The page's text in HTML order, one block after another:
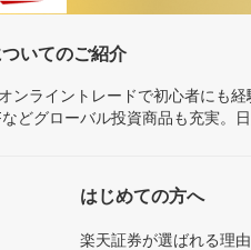
いてのご紹介
ンライントレードで初心者にも
どグローバル投資商品も充実。
はじめての方へ
楽天証券が選ばれる理由